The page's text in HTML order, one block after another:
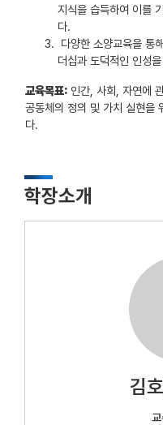
지식을 습득하여 이를
다.
다양한 소양교육을 통
더십과 도덕적인 인성
교육목표: 인간, 사회, 자연에
공동체의 정의 및 가치 실현을
다.
학장소개
김